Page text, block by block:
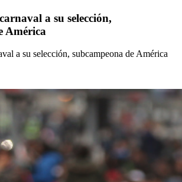
a su selección,
América
a su selección, subcampeona de América